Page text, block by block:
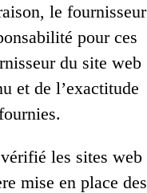
le fournisseur
pour ces
du site web
et de l’exactitude
les sites web
mise en place des